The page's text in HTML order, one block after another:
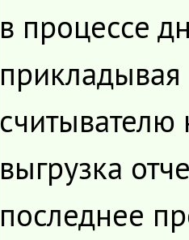
в процессе
выгрузка
последнее